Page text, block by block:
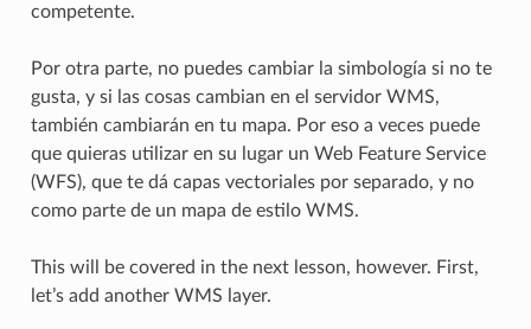
competente.
Por otra parte, no puedes cambiar la simbología si no te
gusta, y si las cosas cambian en el servidor WMS,
también cambiarán en tu mapa. Por eso a veces puede
que quieras utilizar en su lugar un Web Feature Service
(WFS), que te dá capas vectoriales por separado, y no
como parte de un mapa de estilo WMS.
This will be covered in the next lesson, however. First,
let’s add another WMS layer.